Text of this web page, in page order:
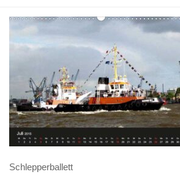
Schlepperballett